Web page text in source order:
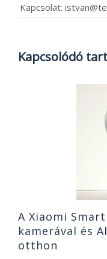
Kapcsolat:
Kapcsolódó
A Xiaomi
kamerával és
otthon